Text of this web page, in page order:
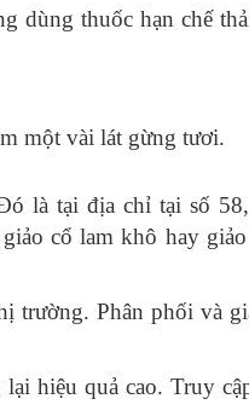
dùng thuốc hạn chế
một vài lát gừng tươi.
là tại địa chỉ tại số
cổ lam khô hay
trường. Phân phối và
lại hiệu quả cao. Truy